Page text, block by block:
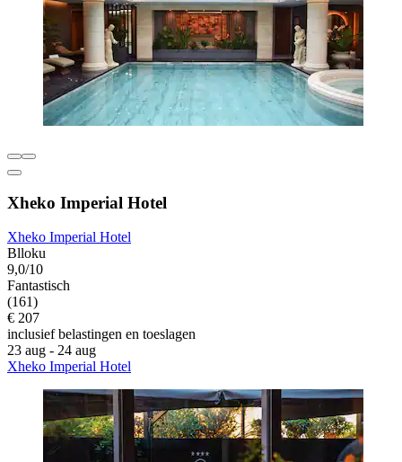
Xheko Imperial Hotel
Xheko Imperial Hotel
Blloku
9,0/10
Fantastisch
(161)
€ 207
inclusief belastingen en toeslagen
23 aug - 24 aug
Xheko Imperial Hotel